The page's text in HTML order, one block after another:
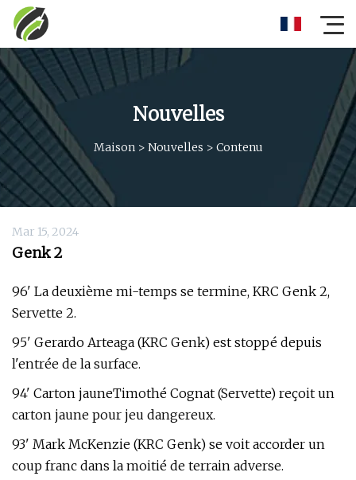
Nouvelles
Maison > Nouvelles > Contenu
Mar 15, 2024
Genk 2
96' La deuxième mi-temps se termine, KRC Genk 2,
Servette 2.
95' Gerardo Arteaga (KRC Genk) est stoppé depuis
l'entrée de la surface.
94' Carton jauneTimothé Cognat (Servette) reçoit un
carton jaune pour jeu dangereux.
93' Mark McKenzie (KRC Genk) se voit accorder un
coup franc dans la moitié de terrain adverse.